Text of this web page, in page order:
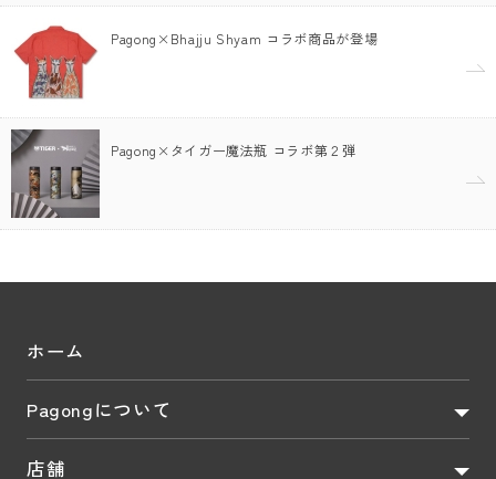
Pagong×Bhajju Shyam コラボ商品が登場
Pagong×タイガー魔法瓶 コラボ第２弾
ホーム
Pagongについて
店舗